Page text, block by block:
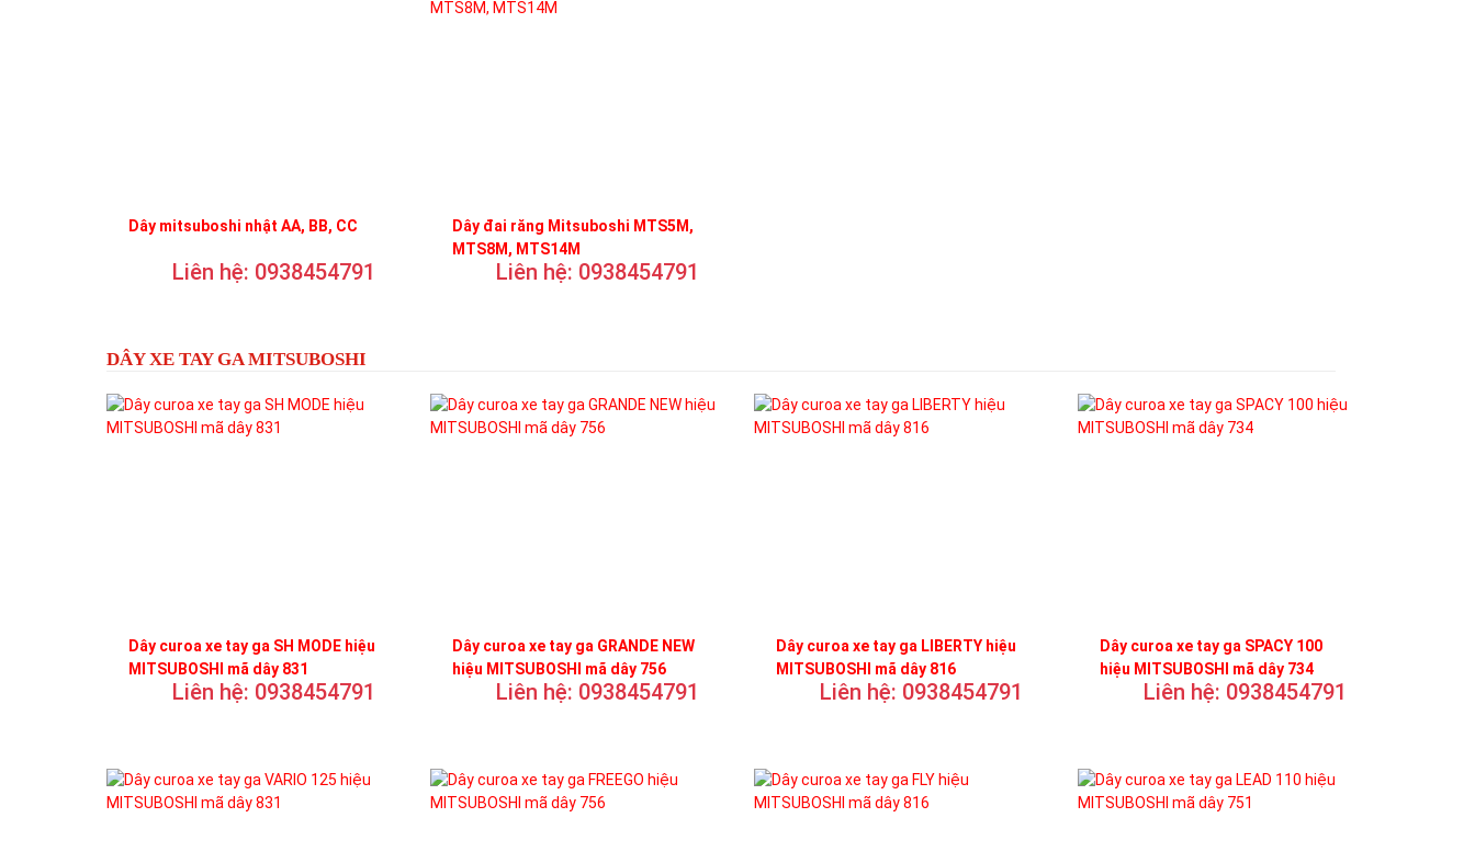
Dây mitsuboshi nhật AA, BB, CC
Liên hệ: 0938454791
Dây đai răng Mitsuboshi MTS5M,
MTS8M, MTS14M
Liên hệ: 0938454791
DÂY XE TAY GA MITSUBOSHI
Dây curoa xe tay ga SH MODE hiệu
MITSUBOSHI mã dây 831
Liên hệ: 0938454791
Dây curoa xe tay ga GRANDE NEW
hiệu MITSUBOSHI mã dây 756
Liên hệ: 0938454791
Dây curoa xe tay ga LIBERTY hiệu
MITSUBOSHI mã dây 816
Liên hệ: 0938454791
Dây curoa xe tay ga SPACY 100
hiệu MITSUBOSHI mã dây 734
Liên hệ: 0938454791